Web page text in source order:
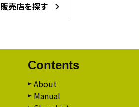
販売店を探す
Contents
About
Manual